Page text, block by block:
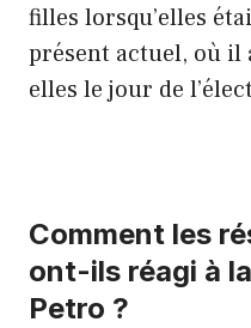
filles lorsqu’elles
présent actuel, où il
elles le jour de
Comment les
ont-ils réagi à
Petro ?